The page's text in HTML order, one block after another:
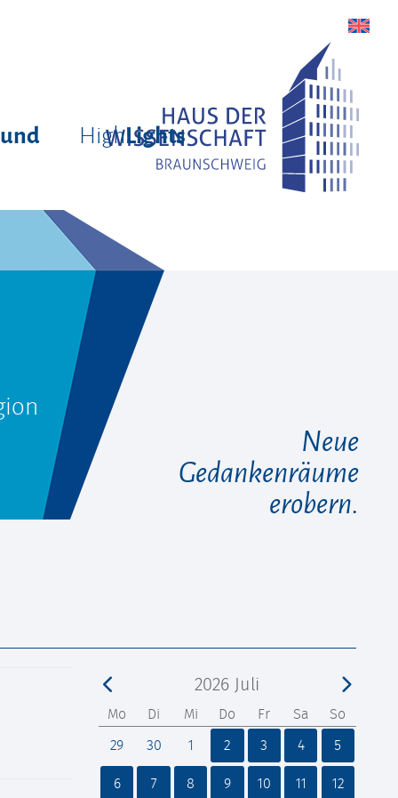
HighLights
Neue
Gedankenräume
erobern.
2026 Juli
Mo Di Mi Do Fr Sa So
29 30 1 2 3 4 5
6 7 8 9 10 11 12